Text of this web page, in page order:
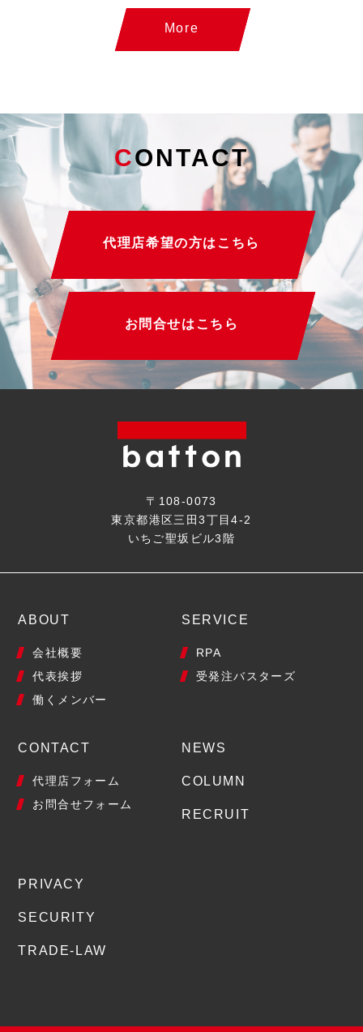
More
CONTACT
代理店希望の方はこちら
お問合せはこちら
〒108-0073
東京都港区三田3丁目4-2
いちご聖坂ビル3階
ABOUT
会社概要
代表挨拶
働くメンバー
SERVICE
RPA
受発注バスターズ
CONTACT
代理店フォーム
お問合せフォーム
NEWS
COLUMN
RECRUIT
PRIVACY
SECURITY
TRADE-LAW